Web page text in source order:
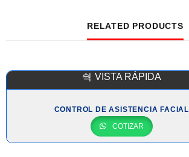
RELATED PRODUCTS
VISTA RÁPIDA
CONTROL DE ASISTENCIA FACIAL
COTIZAR